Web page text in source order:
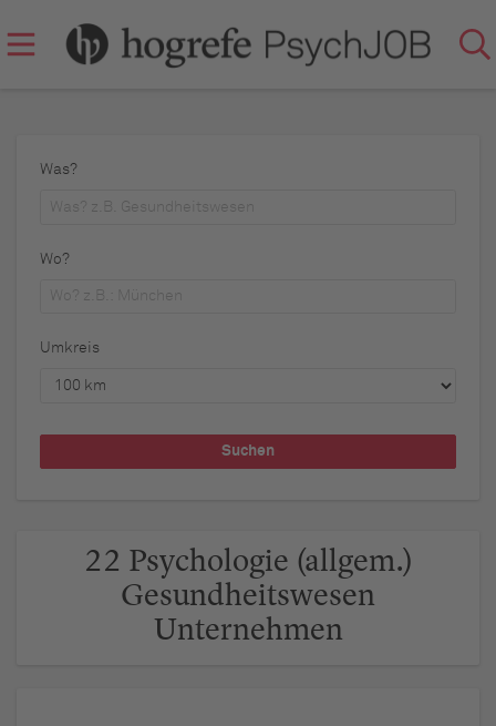
Was?
Wo?
Umkreis
22 Psychologie (allgem.)
Gesundheitswesen
Unternehmen